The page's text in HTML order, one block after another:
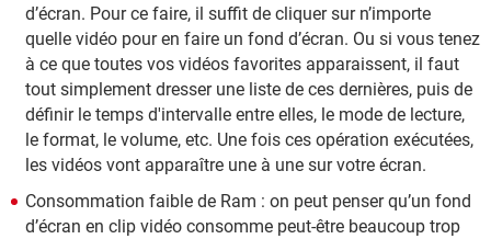
d’écran. Pour ce faire, il suffit de cliquer sur n’importe
quelle vidéo pour en faire un fond d’écran. Ou si vous tenez
à ce que toutes vos vidéos favorites apparaissent, il faut
tout simplement dresser une liste de ces dernières, puis de
définir le temps d'intervalle entre elles, le mode de lecture,
le format, le volume, etc. Une fois ces opération exécutées,
les vidéos vont apparaître une à une sur votre écran.
Consommation faible de Ram : on peut penser qu’un fond
d’écran en clip vidéo consomme peut-être beaucoup trop